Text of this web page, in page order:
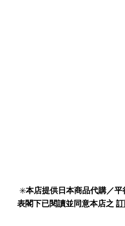
✳️本店提供日本商品代購／
表閣下已閱讀並同意本店之